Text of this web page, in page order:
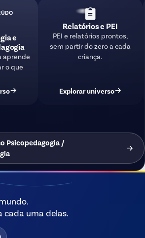
e
aprende
o que
Relatórios e PEI
PEI e relatórios prontos,
sem partir do zero a cada
criança.
Explorar universo
Psicopedagogia /
cada uma delas.